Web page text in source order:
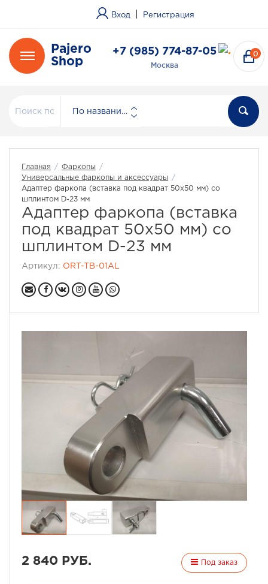
Вход Регистрация
Pajero
Shop
+7 (985) 774-87-05
Москва
0
По названию
Главная / Фаркопы
/
Универсальные фаркопы и аксессуары
/
Адаптер фаркопа (вставка под квадрат 50x50 мм) со
шплинтом D-23 мм
Адаптер фаркопа (вставка
под квадрат 50x50 мм) со
шплинтом D-23 мм
Артикул: ORT-TB-01AL
2 840 РУБ. Под заказ